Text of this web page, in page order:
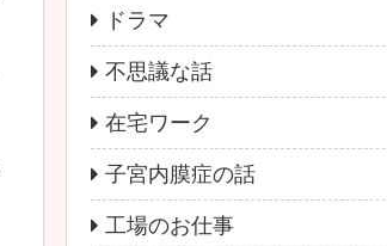
ドラマ
不思議な話
在宅ワーク
子宮内膜症の話
工場のお仕事